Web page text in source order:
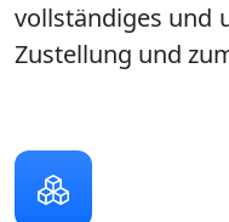
vollständiges und
Zustellung und